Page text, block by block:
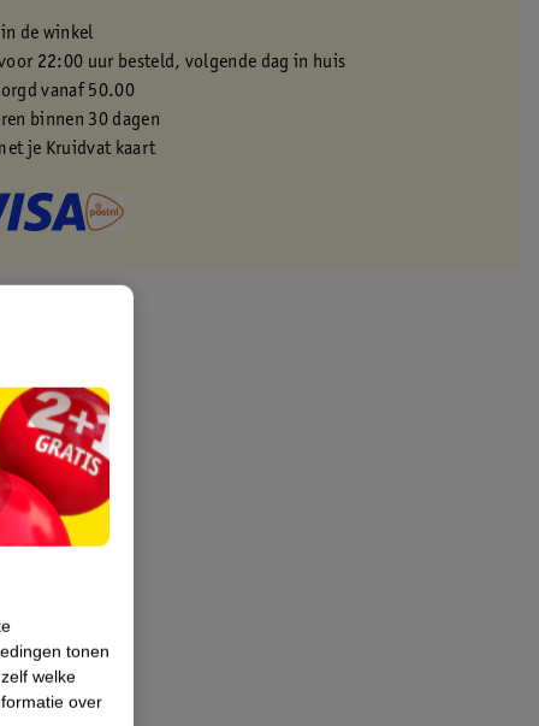
de winkel
22:00 uur besteld, volgende dag in huis
vanaf 50.00
binnen 30 dagen
je Kruidvat kaart
tonen
welke
over